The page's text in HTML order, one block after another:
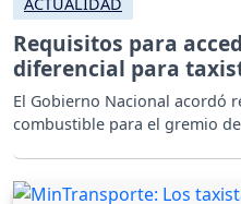
Requisitos para
diferencial para
El Gobierno Nacional acordó
combustible para el gremio